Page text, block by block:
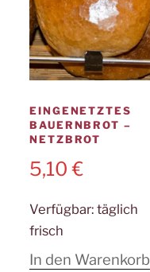
EINGENETZTES
BAUERNBROT –
NETZBROT
5,10€
Verfügbar: täglich
frisch
In den Warenkorb